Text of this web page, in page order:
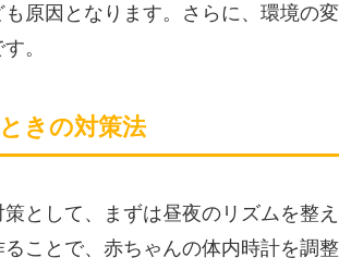
原因となります。さらに、環境の
。
きの対策法
として、まずは昼夜のリズムを整
ことで、赤ちゃんの体内時計を調